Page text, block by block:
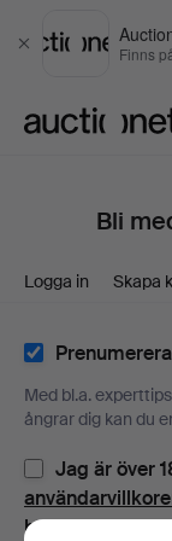
Stäng Finns
Bli
Logga in Skapa
Med bl.a.
ångrar dig kan du
Jag är över
har tagit del av